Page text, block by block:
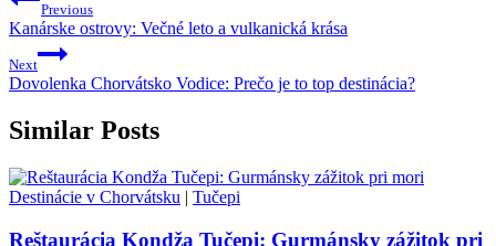
Previous
Kanárske ostrovy: Večné leto a vulkanická krása
Next
Dovolenka Chorvátsko Vodice: Prečo je to top destinácia?
Similar Posts
Destinácie v Chorvátsku | Tučepi
Reštaurácia Kondža Tučepi: Gurmánsky zážitok pri